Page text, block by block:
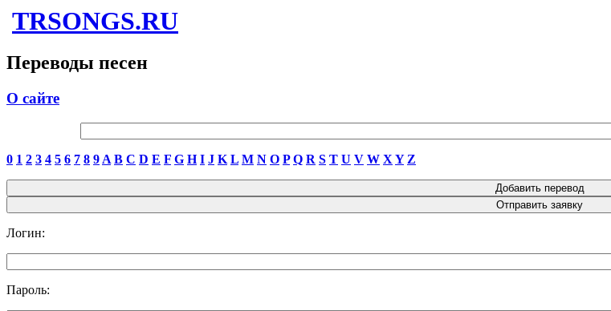
TRSONGS.RU
Переводы песен
О сайте
0 1 2 3 4 5 6 7 8 9 A B C D E F G H I J K L M N O P Q R S T U V W X Y Z
Логин:
Пароль: